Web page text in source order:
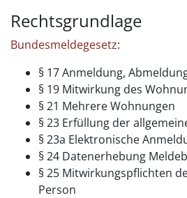
Rechtsgrundlage
Bundesmeldegesetz:
§ 17 Anmeldung,
§ 19 Mitwirkung des
§ 21 Mehrere Wohnungen
§ 23 Erfüllung der
§ 23a Elektronische
§ 24 Datenerhebung
§ 25 Mitwirkungspflichten
Person